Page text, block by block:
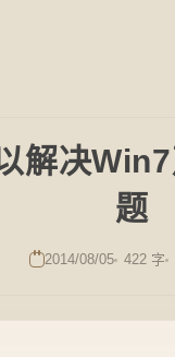
解决
题
2014/08/05 422 字